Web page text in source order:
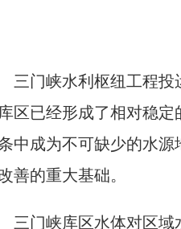
门峡水利枢纽工程投
区已经形成了相对稳
中成为不可缺少的水
善的重大基础。
门峡库区水体对区域